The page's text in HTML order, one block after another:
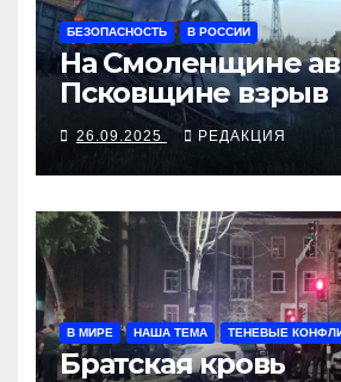
БЕЗОПАСНОСТЬ В РОССИИ
На Смоленщине
Псковщине взрыв
26.09.2025 РЕДАКЦИЯ
В МИРЕ НАША ТЕМА ТЕНЕВЫЕ
Братская кровь